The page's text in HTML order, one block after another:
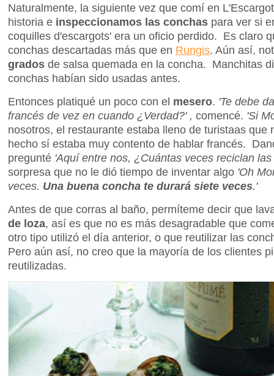
Naturalmente, la siguiente vez que comí en
historia e inspeccionamos las conchas para ver si
coquilles d'escargots' era un oficio perdido. Es claro
conchas descartadas más que en Rungis. Aún así,
grados de salsa quemada en la concha. Manchitas
conchas habían sido usadas antes.
Entonces platiqué un poco con el mesero. 'Te debe
francés de vez en cuando ¿Verdad?' , comencé. 'Si
nosotros, el restaurante estaba lleno de turistaas que
hecho sí estaba muy contento de hablar francés.
pregunté 'Aquí entre nos, ¿Cuántas veces reciclan
sorpresa que no le dió tiempo de inventar algo 'Oh
veces. Una buena concha te durará siete veces.'
Antes de que corras al baño, permíteme decir que
de loza, así es que no es más desagradable que
otro tipo utilizó el día anterior, o que reutilizar las
Pero aún así, no creo que la mayoría de los clientes
reutilizadas.